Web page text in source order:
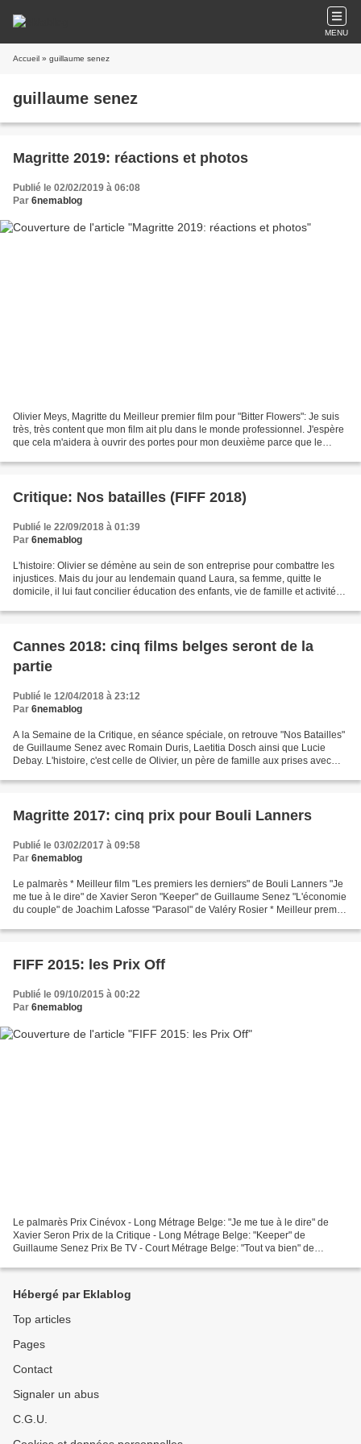
MENU
Accueil » guillaume senez
guillaume senez
Magritte 2019: réactions et photos
Publié le 02/02/2019 à 06:08
Par 6nemablog
Olivier Meys, Magritte du Meilleur premier film pour "Bitter Flowers": Je suis
très, très content que mon film ait plu dans le monde professionnel. J'espère
que cela m'aidera à ouvrir des portes pour mon deuxième parce que le
Critique: Nos batailles (FIFF 2018)
Publié le 22/09/2018 à 01:39
Par 6nemablog
L'histoire: Olivier se démène au sein de son entreprise pour combattre les
injustices. Mais du jour au lendemain quand Laura, sa femme, quitte le
domicile, il lui faut concilier éducation des enfants, vie de famille et activité
Cannes 2018: cinq films belges seront de la
partie
Publié le 12/04/2018 à 23:12
Par 6nemablog
A la Semaine de la Critique, en séance spéciale, on retrouve "Nos Batailles"
de Guillaume Senez avec Romain Duris, Laetitia Dosch ainsi que Lucie
Debay. L'histoire, c'est celle de Olivier, un père de famille aux prises avec
Magritte 2017: cinq prix pour Bouli Lanners
Publié le 03/02/2017 à 09:58
Par 6nemablog
Le palmarès * Meilleur film "Les premiers les derniers" de Bouli Lanners "Je
me tue à le dire" de Xavier Seron "Keeper" de Guillaume Senez "L'économie
du couple" de Joachim Lafosse "Parasol" de Valéry Rosier * Meilleur premier
FIFF 2015: les Prix Off
Publié le 09/10/2015 à 00:22
Par 6nemablog
Le palmarès Prix Cinévox - Long Métrage Belge: "Je me tue à le dire" de
Xavier Seron Prix de la Critique - Long Métrage Belge: "Keeper" de
Guillaume Senez Prix Be TV - Court Métrage Belge: "Tout va bien" de
Hébergé par Eklablog
Top articles
Pages
Contact
Signaler un abus
C.G.U.